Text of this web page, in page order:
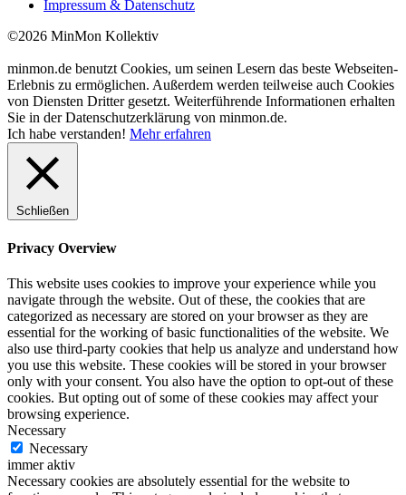
Impressum & Datenschutz
©2026 MinMon Kollektiv
minmon.de benutzt Cookies, um seinen Lesern das beste Webseiten-
Erlebnis zu ermöglichen. Außerdem werden teilweise auch Cookies
von Diensten Dritter gesetzt. Weiterführende Informationen erhalten
Sie in der Datenschutzerklärung von minmon.de.
Ich habe verstanden! Mehr erfahren
Schließen
Privacy Overview
This website uses cookies to improve your experience while you
navigate through the website. Out of these, the cookies that are
categorized as necessary are stored on your browser as they are
essential for the working of basic functionalities of the website. We
also use third-party cookies that help us analyze and understand how
you use this website. These cookies will be stored in your browser
only with your consent. You also have the option to opt-out of these
cookies. But opting out of some of these cookies may affect your
browsing experience.
Necessary
Necessary
immer aktiv
Necessary cookies are absolutely essential for the website to